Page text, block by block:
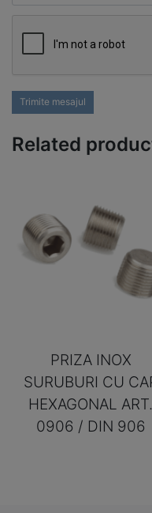
Trimite mesajul
Related
PRIZA INOX
SURUBURI CU
HEXAGONAL ART.
0906 / DIN 906